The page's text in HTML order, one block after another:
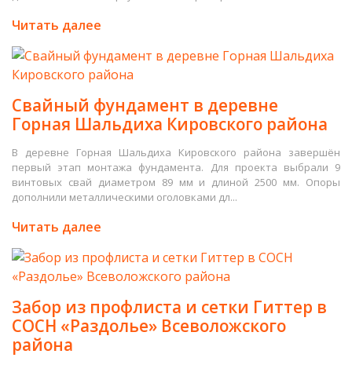
Читать далее
Свайный фундамент в деревне
Горная Шальдиха Кировского района
В деревне Горная Шальдиха Кировского района завершён
первый этап монтажа фундамента. Для проекта выбрали 9
винтовых свай диаметром 89 мм и длиной 2500 мм. Опоры
дополнили металлическими оголовками дл...
Читать далее
Забор из профлиста и сетки Гиттер в
СОСН «Раздолье» Всеволожского
района